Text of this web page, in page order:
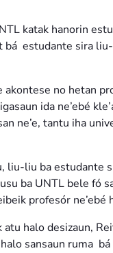
katak hanorin
estudante sira
akontese no hetan
ida ne’ebé
ne’e, tantu iha
liu ba estudante
ba UNTL bele fó
profesór ne’ebé
halo desizaun,
sansaun ruma